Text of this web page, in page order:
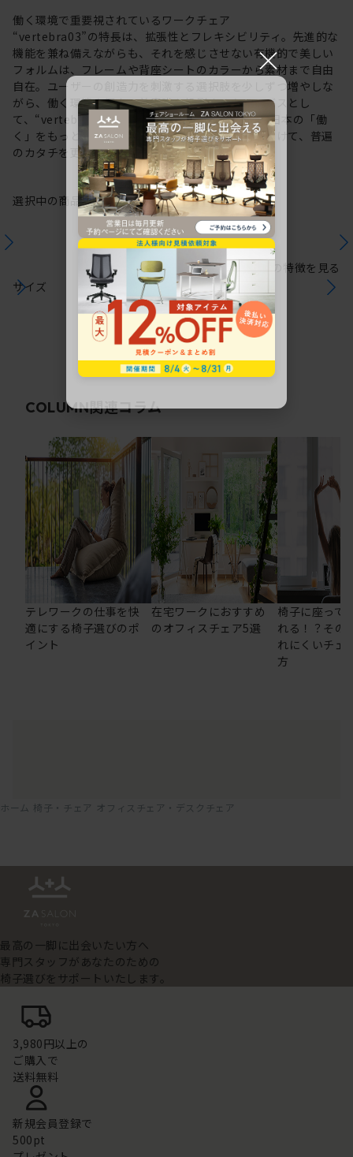
働く環境で重要視されているワークチェア
“vertebra03”の特長は、拡張性とフレキシビリティ。先進的な
機能を兼ね備えながらも、それを感じさせない有機的で美しい
フォルムは、フレームや背座シートのカラーから素材まで自由
自在。ユーザーの創造力を刺激する選択肢を少しずつ増やしな
がら、働く環境や個人の美意識を投影するキャンバスとし
て、“vertebra03”をアップデートしてきました。日本の「働
く」をもっと自由に。これからも私たちは未来に向けて、普遍
のカタチを更新していきます。
選択中の商品情報保証注意事項
サイズ
シリーズの特徴を見る
COLUMN関連コラム
テレワークの仕事を快
適にする椅子選びのポ
イント
在宅ワークにおすすめ
のオフィスチェア5選
椅子に座って
れる！？その
れにくいチェ
方
ホーム 椅子・チェア オフィスチェア・デスクチェア
最高の一脚に出会いたい方へ
専門スタッフがあなたのための
椅子選びをサポートいたします。
3,980円以上の
ご購入で
送料無料
新規会員登録で
500pt
×